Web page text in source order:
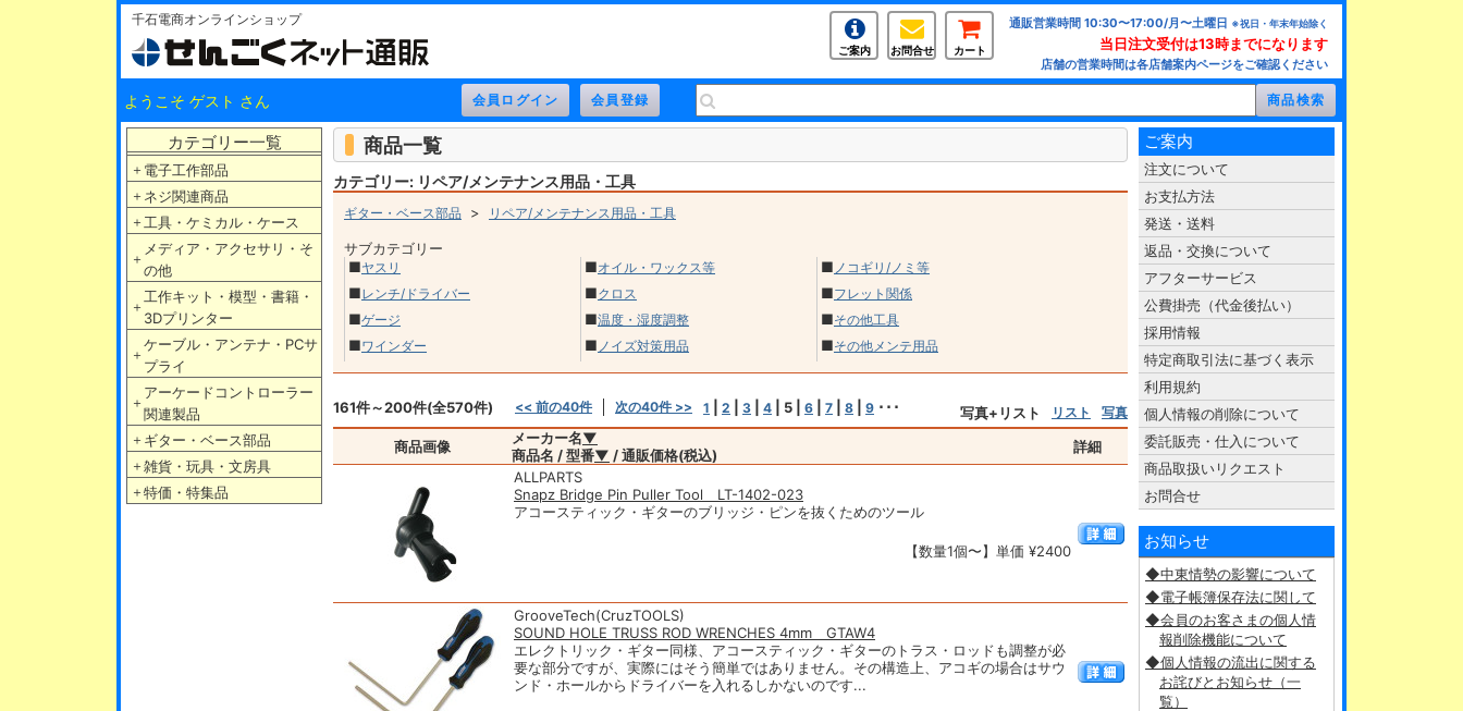
千石電商オンラインショップ
ご案内 お問合せ カート
通販営業時間 10:30〜17:00/月〜土曜日 ※祝日・年末年始除く
当日注文受付は13時までになります
店舗の営業時間は各店舗案内ページをご確認ください
ようこそ ゲスト さん
カテゴリー一覧
＋ 電子工作部品
＋ ネジ関連商品
＋ 工具・ケミカル・ケース
＋
メディア・アクセサリ・そ
の他
＋
工作キット・模型・書籍・
3Dプリンター
＋
ケーブル・アンテナ・PCサ
プライ
＋
アーケードコントローラー
関連製品
＋ ギター・ベース部品
＋ 雑貨・玩具・文房具
＋ 特価・特集品
商品一覧
カテゴリー: リペア/メンテナンス用品・工具
ギター・ベース部品 > リペア/メンテナンス用品・工具
サブカテゴリー
■ヤスリ
■レンチ/ドライバー
■ゲージ
■ワインダー
■オイル・ワックス等
■クロス
■温度・湿度調整
■ ノイズ対策用品
■ ノコギリ/ノミ等
■フレット関係
■その他工具
■その他メンテ用品
161件～200件(全570件) << 前の40件 次の40件 >> 1 2 3 4 5 6 7 8 9 ･･･ 写真+リスト リスト 写真
商品画像 メーカー名▼
商品名 / 型番▼ / 通販価格(税込)
詳細
ALLPARTS
Snapz Bridge Pin Puller Tool LT-1402-023
アコースティック・ギターのブリッジ・ピンを抜くためのツール
【数量1個〜】単価 ¥2400
GrooveTech(CruzTOOLS)
SOUND HOLE TRUSS ROD WRENCHES 4mm GTAW4
エレクトリック・ギター同様、アコースティック・ギターのトラス・ロッドも調整が必
要な部分ですが、実際にはそう簡単ではありません。その構造上、アコギの場合はサウ
ンド・ホールからドライバーを入れるしかないのです...
ご案内
注文について
お支払方法
発送・送料
返品・交換について
アフターサービス
公費掛売（代金後払い）
採用情報
特定商取引法に基づく表示
利用規約
個人情報の削除について
委託販売・仕入について
商品取扱いリクエスト
お問合せ
お知らせ
◆中東情勢の影響について
◆電子帳簿保存法に関して
◆会員のお客さまの個人情
報削除機能について
◆個人情報の流出に関する
お詫びとお知らせ（一
覧）